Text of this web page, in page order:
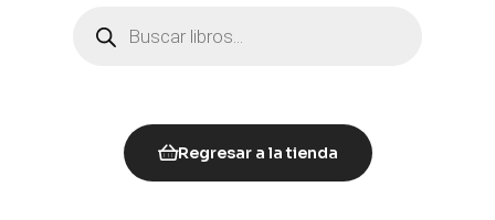
Regresar a la tienda